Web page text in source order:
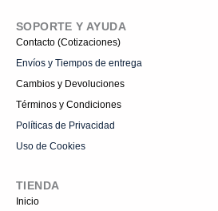
SOPORTE Y AYUDA
Contacto (Cotizaciones)
Envíos y Tiempos de entrega
Cambios y Devoluciones
Términos y Condiciones
Políticas de Privacidad
Uso de Cookies
TIENDA
Inicio